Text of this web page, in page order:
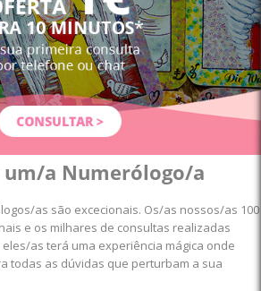
um/a Numerólogo/a
as são excecionais. Os/as nossos/as 100
e os milhares de consultas realizadas
as terá uma experiência mágica onde
todas as dúvidas que perturbam a sua